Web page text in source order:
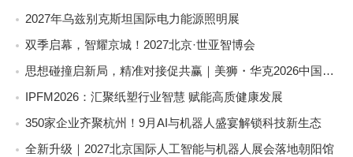
2027年乌兹别克斯坦国际电力能源照明展
双季启幕，智耀京城！2027北京·世亚智博会
思想碰撞启新局，精准对接促共赢｜美狮・华克2026中国餐饮包装创新发展大会圆满收官
IPFM2026：汇聚纸塑行业智慧 赋能高质健康发展
350家企业齐聚杭州！9月AI与机器人盛宴解锁科技新生态
全新升级｜2027北京国际人工智能与机器人展会落地朝阳馆